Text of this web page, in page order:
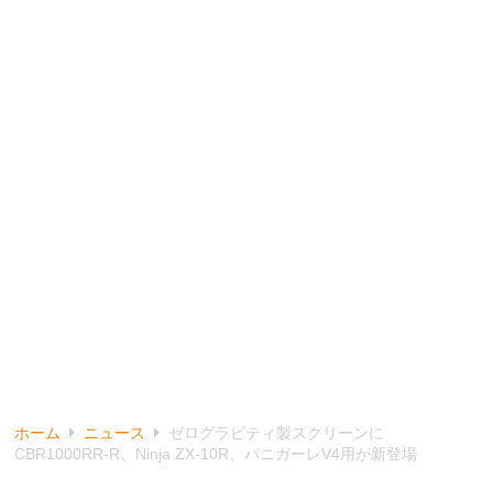
ホーム ニュース
ゼログラビティ製スクリーンに
CBR1000RR-R、Ninja ZX-10R、パニガーレV4用が新登場